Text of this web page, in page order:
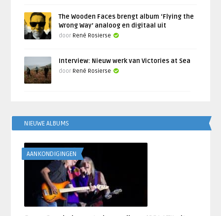
The Wooden Faces brengt album ‘Flying the
Wrong Way’ analoog en digitaal uit
door René Rosierse
Interview: Nieuw werk van Victories at Sea
door René Rosierse
NIEUWE ALBUMS
AANKONDIGINGEN